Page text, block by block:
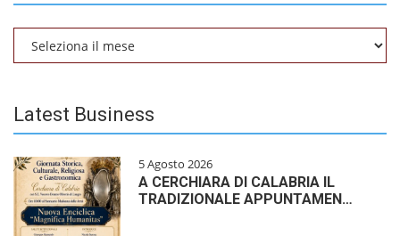
Latest Business
5 Agosto 2026
A CERCHIARA DI CALABRIA IL
TRADIZIONALE APPUNTAMEN…